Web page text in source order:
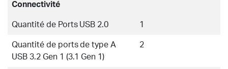
Connectivité
Quantité de Ports USB 2.0 1
Quantité de ports de type A
USB 3.2 Gen 1 (3.1 Gen 1)
2